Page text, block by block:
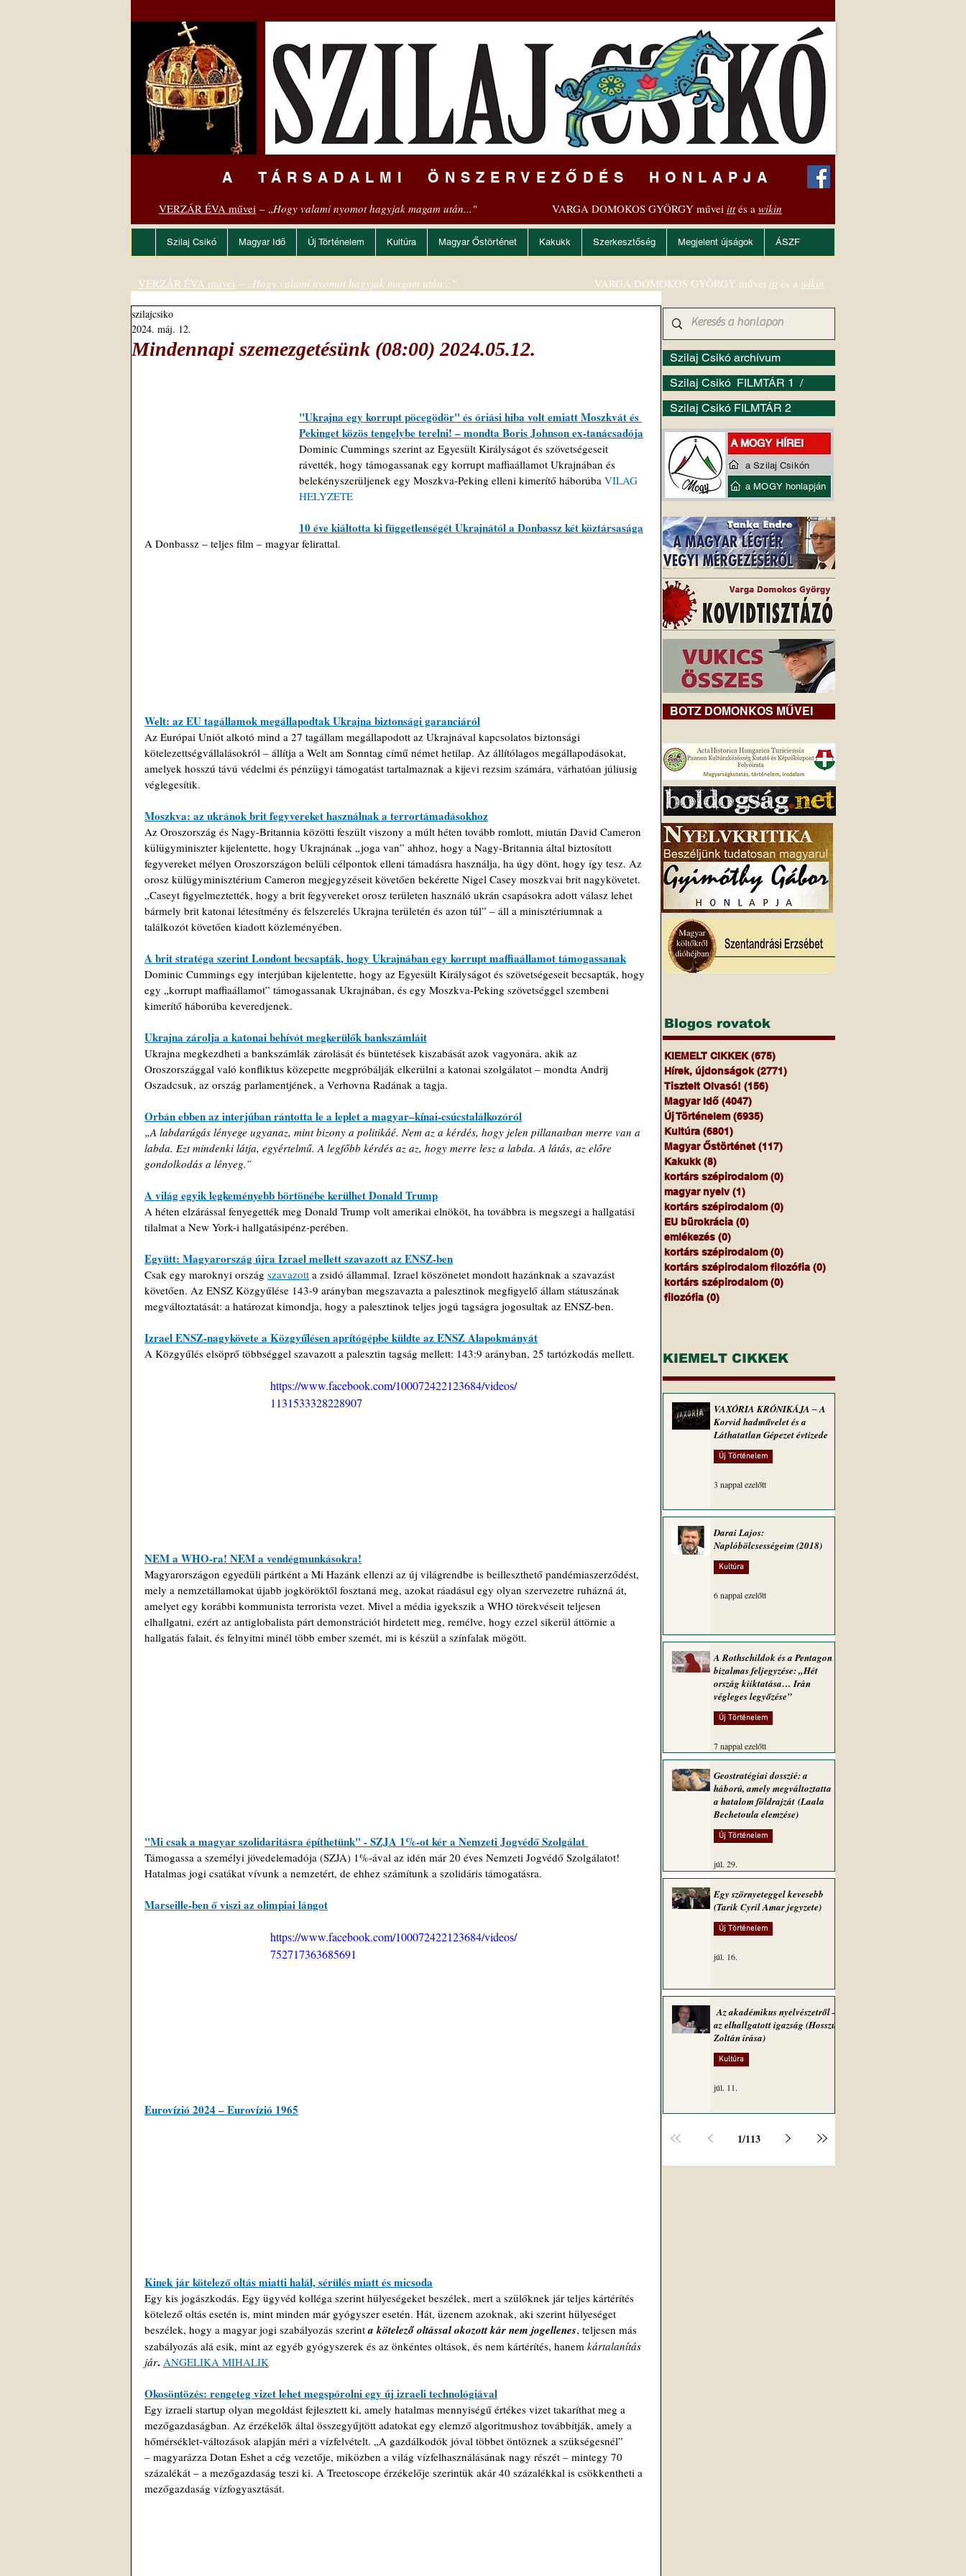
A TÁRSADALMI ÖNSZERVEZŐDÉS HONLAPJA
VERZÁR ÉVA művei – „Hogy valami nyomot hagyjak magam után..." VARGA DOMOKOS GYÖRGY művei ittés a wikin
Szilaj Csikó Magyar Idő Új Történelem Kultúra Magyar Őstörténet Kakukk Szerkesztőség Megjelent újságok ÁSZF
Mindennapi szemezgetésünk (08:00) 2024.05.12.
szilajcsiko
2024. máj. 12.
"Ukrajna egy korrupt pöcegödör" és óriási hiba volt emiatt Moszkvát és
Pekinget közös tengelybe terelni! – mondta Boris Johnson ex-tanácsadója
Dominic Cummings szerint az Egyesült Királyságot és szövetségeseit
rávették, hogy támogassanak egy korrupt maffiaállamot Ukrajnában és
belekényszerüljenek egy Moszkva-Peking elleni kimerítő háborúba VILAG
HELYZETE
10 éve kiáltotta ki függetlenségét Ukrajnától a Donbassz két köztársasága
A Donbassz – teljes film – magyar felirattal.
Welt: az EU tagállamok megállapodtak Ukrajna biztonsági garanciáról
Az Európai Uniót alkotó mind a 27 tagállam megállapodott az Ukrajnával kapcsolatos biztonsági
kötelezettségvállalásokról – állítja a Welt am Sonntag című német hetilap. Az állítólagos megállapodásokat,
amelyek hosszú távú védelmi és pénzügyi támogatást tartalmaznak a kijevi rezsim számára, várhatóan júliusig
véglegesítik.
Moszkva: az ukránok brit fegyvereket használnak a terrortámadásokhoz
Az Oroszország és Nagy-Britannia közötti feszült viszony a múlt héten tovább romlott, miután David Cameron
külügyminiszter kijelentette, hogy Ukrajnának „joga van” ahhoz, hogy a Nagy-Britannia által biztosított
fegyvereket mélyen Oroszországon belüli célpontok elleni támadásra használja, ha úgy dönt, hogy így tesz. Az
orosz külügyminisztérium Cameron megjegyzéseit követően bekérette Nigel Casey moszkvai brit nagykövetet.
„Caseyt figyelmeztették, hogy a brit fegyvereket orosz területen használó ukrán csapásokra adott válasz lehet
bármely brit katonai létesítmény és felszerelés Ukrajna területén és azon túl” – áll a minisztériumnak a
találkozót követően kiadott közleményében.
A brit stratéga szerint Londont becsapták, hogy Ukrajnában egy korrupt maffiaállamot támogassanak
Dominic Cummings egy interjúban kijelentette, hogy az Egyesült Királyságot és szövetségeseit becsapták, hogy
egy „korrupt maffiaállamot” támogassanak Ukrajnában, és egy Moszkva-Peking szövetséggel szembeni
kimerítő háborúba keveredjenek.
Ukrajna zárolja a katonai behívót megkerülők bankszámláit
Ukrajna megkezdheti a bankszámlák zárolását és büntetések kiszabását azok vagyonára, akik az
Oroszországgal való konfliktus közepette megpróbálják elkerülni a katonai szolgálatot – mondta Andrij
Oszadcsuk, az ország parlamentjének, a Verhovna Radának a tagja.
Orbán ebben az interjúban rántotta le a leplet a magyar–kínai-csúcstalálkozóról
„A labdarúgás lényege ugyanaz, mint bizony a politikáé. Nem az a kérdés, hogy jelen pillanatban merre van a
labda. Ezt mindenki látja, egyértelmű. A legfőbb kérdés az az, hogy merre lesz a labda. A látás, az előre
gondolkodás a lényeg.”
A világ egyik legkeményebb börtönébe kerülhet Donald Trump
A héten elzárással fenyegették meg Donald Trump volt amerikai elnököt, ha továbbra is megszegi a hallgatási
tilalmat a New York-i hallgatásipénz-perében.
Együtt: Magyarország újra Izrael mellett szavazott az ENSZ-ben
Csak egy maroknyi ország szavazott a zsidó állammal. Izrael köszönetet mondott hazánknak a szavazást
követően. Az ENSZ Közgyűlése 143-9 arányban megszavazta a palesztinok megfigyelő állam státuszának
megváltoztatását: a határozat kimondja, hogy a palesztinok teljes jogú tagságra jogosultak az ENSZ-ben.
Izrael ENSZ-nagykövete a Közgyűlésen aprítógépbe küldte az ENSZ Alapokmányát
A Közgyűlés elsöprő többséggel szavazott a palesztin tagság mellett: 143:9 arányban, 25 tartózkodás mellett.
https://www.facebook.com/100072422123684/videos/
1131533328228907
NEM a WHO-ra! NEM a vendégmunkásokra!
Magyarországon egyedüli pártként a Mi Hazánk ellenzi az új világrendbe is beilleszthető pandémiaszerződést,
mely a nemzetállamokat újabb jogköröktől fosztaná meg, azokat ráadásul egy olyan szervezetre ruházná át,
amelyet egy korábbi kommunista terrorista vezet. Mivel a média igyekszik a WHO törekvéseit teljesen
elhallgatni, ezért az antiglobalista párt demonstrációt hirdetett meg, remélve, hogy ezzel sikerül áttörnie a
hallgatás falait, és felnyitni minél több ember szemét, mi is készül a színfalak mögött.
"Mi csak a magyar szolidaritásra építhetünk" - SZJA 1%-ot kér a Nemzeti Jogvédő Szolgálat
Támogassa a személyi jövedelemadója (SZJA) 1%-ával az idén már 20 éves Nemzeti Jogvédő Szolgálatot!
Hatalmas jogi csatákat vívunk a nemzetért, de ehhez számítunk a szolidáris támogatásra.
Marseille-ben ő viszi az olimpiai lángot
https://www.facebook.com/100072422123684/videos/
752717363685691
Eurovízió 2024 – Eurovízió 1965
Kinek jár kötelező oltás miatti halál, sérülés miatt és micsoda
Egy kis jogászkodás. Egy ügyvéd kolléga szerint hülyeségeket beszélek, mert a szülőknek jár teljes kártérítés
kötelező oltás esetén is, mint minden már gyógyszer esetén. Hát, üzenem azoknak, aki szerint hülyeséget
beszélek, hogy a magyar jogi szabályozás szerint a kötelező oltással okozott kár nem jogellenes, teljesen más
szabályozás alá esik, mint az egyéb gyógyszerek és az önkéntes oltások, és nem kártérítés, hanem kártalanítás
jár. ANGELIKA MIHALIK
Okosöntözés: rengeteg vizet lehet megspórolni egy új izraeli technológiával
Egy izraeli startup olyan megoldást fejlesztett ki, amely hatalmas mennyiségű értékes vizet takaríthat meg a
mezőgazdaságban. Az érzékelők által összegyűjtött adatokat egy elemző algoritmushoz továbbítják, amely a
hőmérséklet-változások alapján méri a vízfelvételt. „A gazdálkodók jóval többet öntöznek a szükségesnél”
– magyarázza Dotan Eshet a cég vezetője, miközben a világ vízfelhasználásának nagy részét – mintegy 70
százalékát – a mezőgazdaság teszi ki. A Treetoscope érzékelője szerintük akár 40 százalékkal is csökkentheti a
mezőgazdaság vízfogyasztását.
Szilaj Csikó archívum
Szilaj Csikó FILMTÁR 1 /
Szilaj Csikó FILMTÁR 2
VERZÁR ÉVA művei – „Hogy valami nyomot hagyjak magam után..." VARGA DOMOKOS GYÖRGY művei itt és a wikin
BOTZ DOMONKOS MŰVEI
Blogos rovatok
KIEMELT CIKKEK (675)
Hírek, újdonságok (2771)
Tisztelt Olvasó! (156)
Magyar Idő (4047)
Új Történelem (6935)
Kultúra (6801)
Magyar Őstörténet (117)
Kakukk (8)
kortárs szépirodalom (0)
magyar nyelv (1)
kortárs szépirodalom (0)
EU bürokrácia (0)
emlékezés (0)
kortárs szépirodalom (0)
kortárs szépirodalom filozófia (0)
kortárs szépirodalom (0)
filozófia (0)
KIEMELT CIKKEK
VAXÓRIA KRÓNIKÁJA ‒ A
Korvid hadművelet és a
Láthatatlan Gépezet évtizede
Új Történelem
3 nappal ezelőtt
Darai Lajos:
Naplóbölcsességeim (2018)
Kultúra
6 nappal ezelőtt
A Rothschildok és a Pentagon
bizalmas feljegyzése: „Hét
ország kiiktatása… Irán
végleges legyőzése”
Új Történelem
7 nappal ezelőtt
Geostratégiai dosszié: a
háború, amely megváltoztatta
a hatalom földrajzát (Laala
Bechetoula elemzése)
Új Történelem
júl. 29.
Egy szörnyeteggel kevesebb
(Tarik Cyril Amar jegyzete)
Új Történelem
júl. 16.
Az akadémikus nyelvészetről –
az elhallgatott igazság (Hosszú
Zoltán írása)
Kultúra
júl. 11.
1/113
a Szilaj Csikón
a MOGY honlapján